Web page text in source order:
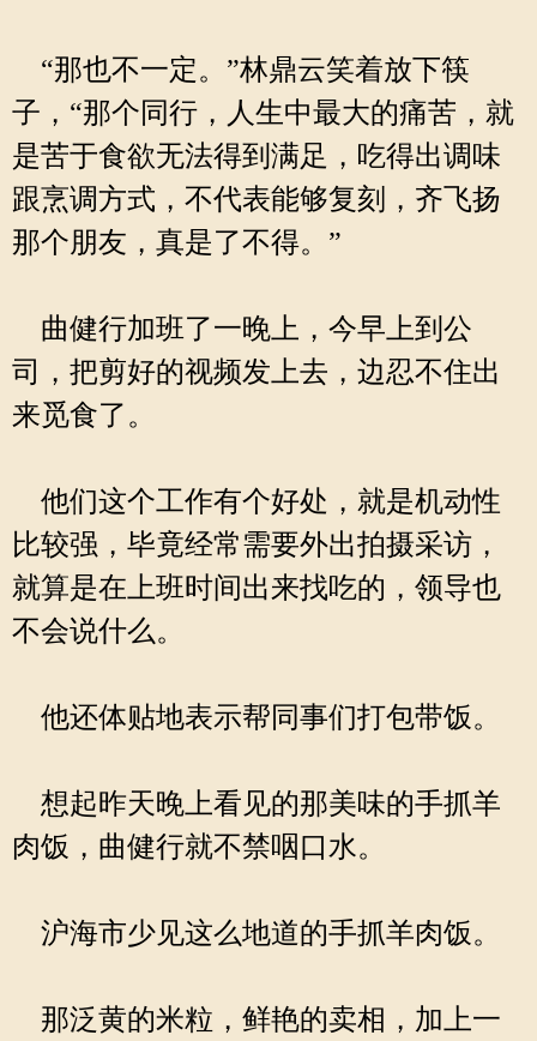
“那也不一定。”林鼎云笑着放下筷
子，“那个同行，人生中最大的痛苦，就
是苦于食欲无法得到满足，吃得出调味
跟烹调方式，不代表能够复刻，齐飞扬
那个朋友，真是了不得。”
曲健行加班了一晚上，今早上到公
司，把剪好的视频发上去，边忍不住出
来觅食了。
他们这个工作有个好处，就是机动性
比较强，毕竟经常需要外出拍摄采访，
就算是在上班时间出来找吃的，领导也
不会说什么。
他还体贴地表示帮同事们打包带饭。
想起昨天晚上看见的那美味的手抓羊
肉饭，曲健行就不禁咽口水。
沪海市少见这么地道的手抓羊肉饭。
那泛黄的米粒，鲜艳的卖相，加上一